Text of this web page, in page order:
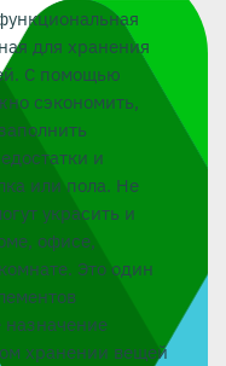
для хранения
С помощью
сэкономить,
и
или пола. Не
украсить и
офисе,
Это один
назначение
хранении вещей